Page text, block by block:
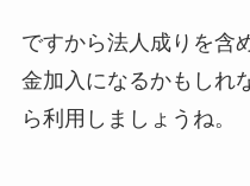
ですから法人成りを含
金加入になるかもしれ
ら利用しましょうね。